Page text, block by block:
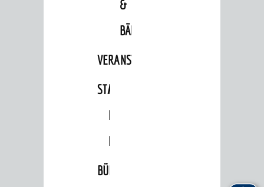
&
BÄDER
VERANSTALTUNGSRÄUME
STADTHALLE
ROLF-
ENGELBRECHT-
HAUS
BÜRGERSAAL
Kinder und Jugendliche
Menschen mit Demenz
Migranten / Flüchtlinge
Vermiete doch an deine Stadt